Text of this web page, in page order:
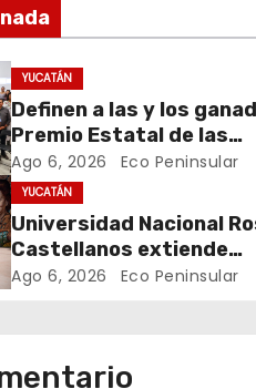
YUCATÁN
Definen a las y los
Premio Estatal de las
Juventudes 2026
Ago 6, 2026 Eco Peninsular
YUCATÁN
Universidad Nacional
Castellanos extiende
convocatoria de ingreso
Ago 6, 2026 Eco Peninsular